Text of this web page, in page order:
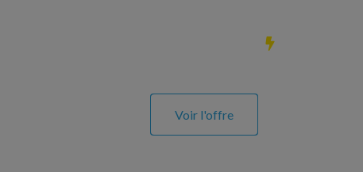
Voir l'offre